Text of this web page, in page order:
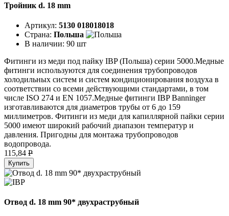
Тройник d. 18 mm
Артикул: 5130 018018018
Страна: Польша
В наличии: 90 шт
Фитинги из меди под пайку IBP (Польша) серии 5000.Медные
фитинги используются для соединения трубопроводов
холодильных систем и систем кондиционирования воздуха в
соответствии со всеми действующими стандартами, в том
числе ISO 274 и EN 1057.Медные фитинги IBP Banninger
изготавливаются для диаметров трубы от 6 до 159
миллиметров. Фитинги из меди для капиллярной пайки серии
5000 имеют широкий рабочий диапазон температур и
давления. Пригодны для монтажа трубопроводов
водопровода.
115,84 P
Купить
Отвод d. 18 mm 90* двухраструбный